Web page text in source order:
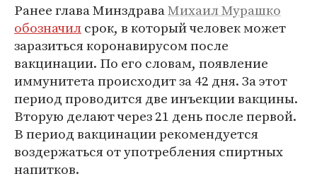
Ранее глава МинздраваМихаил Мурашко
обозначилсрок, в который человек может
заразиться коронавирусом после
вакцинации. По его словам, появление
иммунитета происходит за 42 дня. За этот
период проводится две инъекции вакцины.
Вторую делают через 21 день после первой.
В период вакцинации рекомендуется
воздержаться от употребления спиртных
напитков.